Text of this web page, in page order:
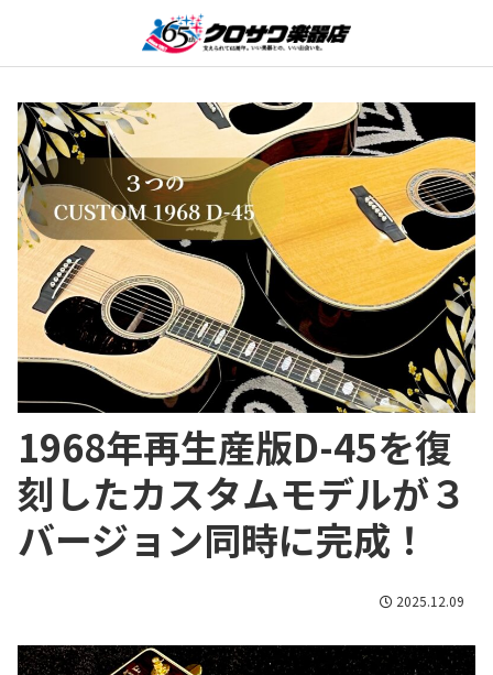
1968年再生産版D-45を復
刻したカスタムモデルが３
バージョン同時に完成！
2025.12.09